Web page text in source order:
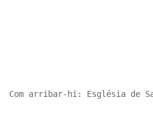
Com arribar-hi: Església de